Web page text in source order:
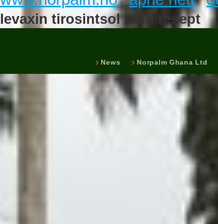
levaxin tirosintsol uten resept
News Norpalm Ghana Ltd